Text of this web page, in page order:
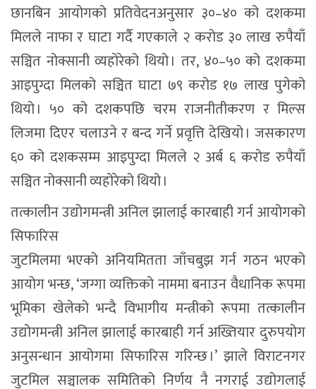
छानबिन आयोगको प्रतिवेदनअनुसार ३०–४० को दशकमा
मिलले नाफा र घाटा गर्दै गएकाले २ करोड ३० लाख रुपैयाँ
सञ्चित नोक्सानी व्यहोरेको थियो । तर, ४०–५० को दशकमा
आइपुग्दा मिलको सञ्चित घाटा ७९ करोड १७ लाख पुगेको
थियो । ५० को दशकपछि चरम राजनीतीकरण र मिल्स
लिजमा दिएर चलाउने र बन्द गर्ने प्रवृत्ति देखियो । जसकारण
६० को दशकसम्म आइपुग्दा मिलले २ अर्ब ६ करोड रुपैयाँ
सञ्चित नोक्सानी व्यहोरेको थियो ।
तत्कालीन उद्योगमन्त्री अनिल झालाई कारबाही गर्न आयोगको
सिफारिस
जुटमिलमा भएको अनियमितता जाँचबुझ गर्न गठन भएको
आयोग भन्छ, ‘जग्गा व्यक्तिको नाममा बनाउन वैधानिक रूपमा
भूमिका खेलेको भन्दै विभागीय मन्त्रीको रूपमा तत्कालीन
उद्योगमन्त्री अनिल झालाई कारबाही गर्न अख्तियार दुरुपयोग
अनुसन्धान आयोगमा सिफारिस गरिन्छ ।’ झाले विराटनगर
जुटमिल सञ्चालक समितिको निर्णय नै नगराई उद्योगलाई